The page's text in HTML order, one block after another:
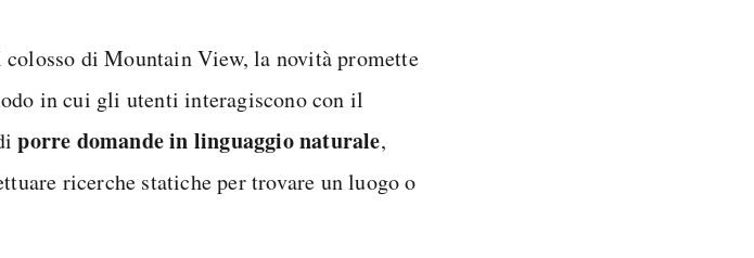
colosso di Mountain View, la novità promette
in cui gli utenti interagiscono con il
porre domande in linguaggio naturale,
ricerche statiche per trovare un luogo o